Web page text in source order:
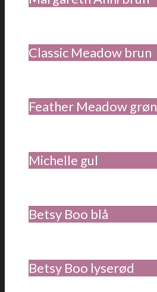
Classic Meadow brun
Feather Meadow grøn
Michelle gul
Betsy Boo blå
Betsy Boo lyserød